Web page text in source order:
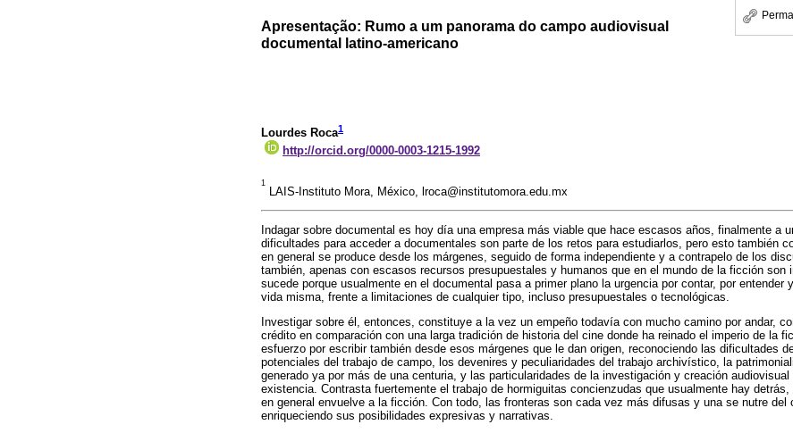
Apresentação: Rumo a um panorama do campo audiovisual
documental latino-americano
Lourdes Roca1
http://orcid.org/0000-0003-1215-1992
1
LAIS-Instituto Mora, México, lroca@institutomora.edu.mx
Indagar sobre documental es hoy día una empresa más viable que hace escasos años, finalmente a
dificultades para acceder a documentales son parte de los retos para estudiarlos, pero esto también
en general se produce desde los márgenes, seguido de forma independiente y a contrapelo de los
también, apenas con escasos recursos presupuestales y humanos que en el mundo de la ficción son
sucede porque usualmente en el documental pasa a primer plano la urgencia por contar, por entender
vida misma, frente a limitaciones de cualquier tipo, incluso presupuestales o tecnológicas.
Investigar sobre él, entonces, constituye a la vez un empeño todavía con mucho camino por andar,
crédito en comparación con una larga tradición de historia del cine donde ha reinado el imperio de la
esfuerzo por escribir también desde esos márgenes que le dan origen, reconociendo las dificultades
potenciales del trabajo de campo, los devenires y peculiaridades del trabajo archivístico, la
generado ya por más de una centuria, y las particularidades de la investigación y creación
existencia. Contrasta fuertemente el trabajo de hormiguitas concienzudas que usualmente hay
en general envuelve a la ficción. Con todo, las fronteras son cada vez más difusas y una se nutre del
enriqueciendo sus posibilidades expresivas y narrativas.